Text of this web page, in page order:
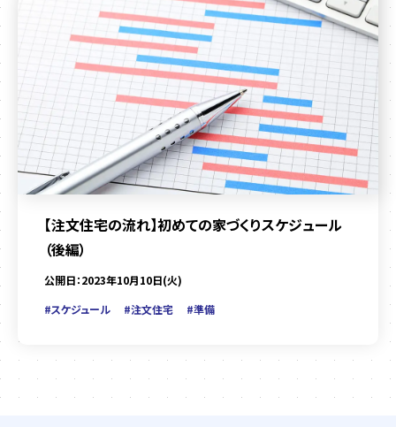
【注文住宅の流れ】初めての家づくりスケジュール
（後編）
公開日：2023年10月10日(火)
#スケジュール
#注文住宅 #準備